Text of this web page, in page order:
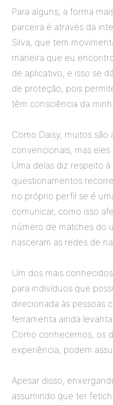
Para alguns, a forma
parceira é através da
Silva, que tem
maneira que eu
de aplicativo, e isso se
de proteção, pois
têm consciência da
Como Daisy, muitos
convencionais, mas
Uma delas diz respeito
questionamentos
no próprio perfil se é
comunicar, como isso
número de matches do
nasceram as redes de
Um dos mais
para indivíduos que
direcionada às pessoas
ferramenta ainda
Como conhecemos, os
experiência, podem
Apesar disso,
assumindo que ter